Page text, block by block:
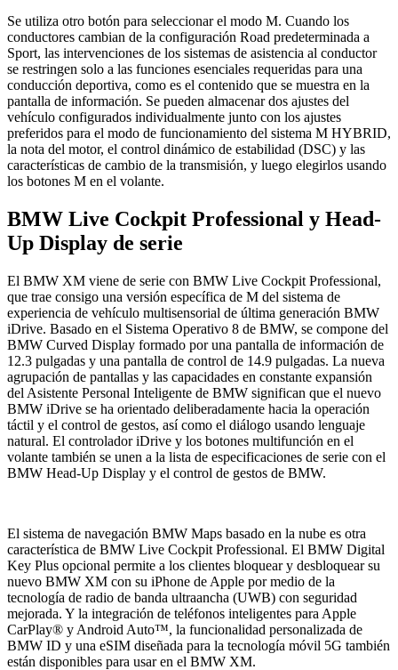
Se utiliza otro botón para seleccionar el modo M. Cuando los
conductores cambian de la configuración Road predeterminada a
Sport, las intervenciones de los sistemas de asistencia al conductor
se restringen solo a las funciones esenciales requeridas para una
conducción deportiva, como es el contenido que se muestra en la
pantalla de información. Se pueden almacenar dos ajustes del
vehículo configurados individualmente junto con los ajustes
preferidos para el modo de funcionamiento del sistema M HYBRID,
la nota del motor, el control dinámico de estabilidad (DSC) y las
características de cambio de la transmisión, y luego elegirlos usando
los botones M en el volante.
BMW Live Cockpit Professional y Head-
Up Display de serie
El BMW XM viene de serie con BMW Live Cockpit Professional,
que trae consigo una versión específica de M del sistema de
experiencia de vehículo multisensorial de última generación BMW
iDrive. Basado en el Sistema Operativo 8 de BMW, se compone del
BMW Curved Display formado por una pantalla de información de
12.3 pulgadas y una pantalla de control de 14.9 pulgadas. La nueva
agrupación de pantallas y las capacidades en constante expansión
del Asistente Personal Inteligente de BMW significan que el nuevo
BMW iDrive se ha orientado deliberadamente hacia la operación
táctil y el control de gestos, así como el diálogo usando lenguaje
natural. El controlador iDrive y los botones multifunción en el
volante también se unen a la lista de especificaciones de serie con el
BMW Head-Up Display y el control de gestos de BMW.
El sistema de navegación BMW Maps basado en la nube es otra
característica de BMW Live Cockpit Professional. El BMW Digital
Key Plus opcional permite a los clientes bloquear y desbloquear su
nuevo BMW XM con su iPhone de Apple por medio de la
tecnología de radio de banda ultraancha (UWB) con seguridad
mejorada. Y la integración de teléfonos inteligentes para Apple
CarPlay® y Android Auto™, la funcionalidad personalizada de
BMW ID y una eSIM diseñada para la tecnología móvil 5G también
están disponibles para usar en el BMW XM.